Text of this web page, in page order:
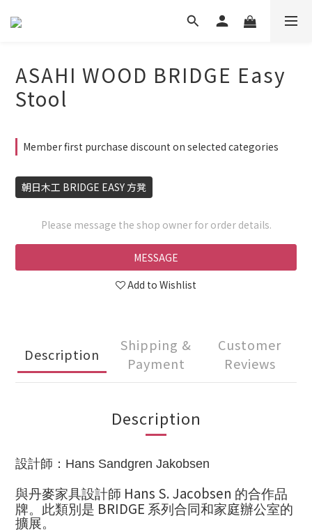
ASAHI WOOD BRIDGE Easy
Stool
Member first purchase discount on selected categories
朝日木工 BRIDGE EASY 方凳
Please message the shop owner for order details.
MESSAGE
Add to Wishlist
Description
Shipping &
Payment
Customer
Reviews
Description
設計師： Hans Sandgren Jakobsen
與丹麥家具設計師 Hans S. Jacobsen 的合作品
牌。此類別是 BRIDGE 系列合同和家庭辦公室的
擴展。